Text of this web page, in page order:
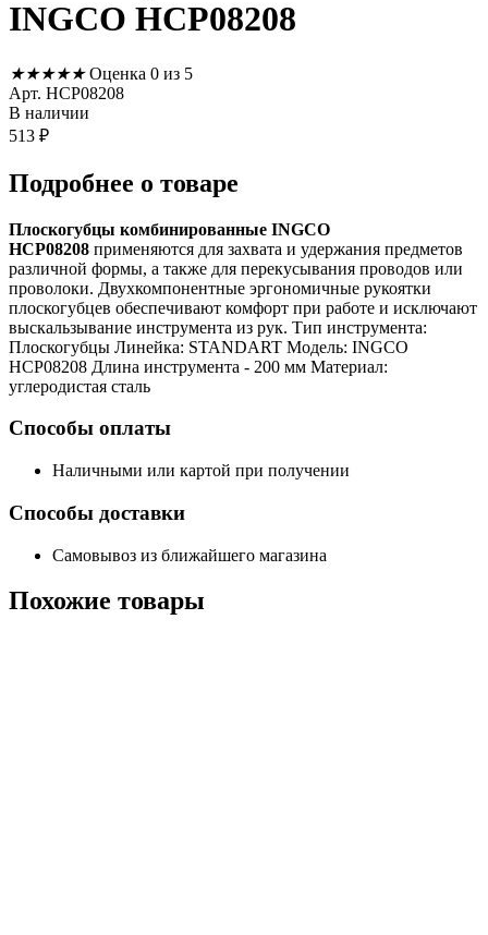
INGCO HCP08208
★★★★★ Оценка 0 из 5
Арт. HCP08208
В наличии
513 ₽
Подробнее о товаре
Плоскогубцы комбинированные INGCO
HCP08208 применяются для захвата и удержания предметов
различной формы, а также для перекусывания проводов или
проволоки. Двухкомпонентные эргономичные рукоятки
плоскогубцев обеспечивают комфорт при работе и исключают
выскальзывание инструмента из рук. Тип инструмента:
Плоскогубцы Линейка: STANDART Модель: INGCO
HCP08208 Длина инструмента - 200 мм Материал:
углеродистая сталь
Способы оплаты
Наличными или картой при получении
Способы доставки
Самовывоз из ближайшего магазина
Похожие товары